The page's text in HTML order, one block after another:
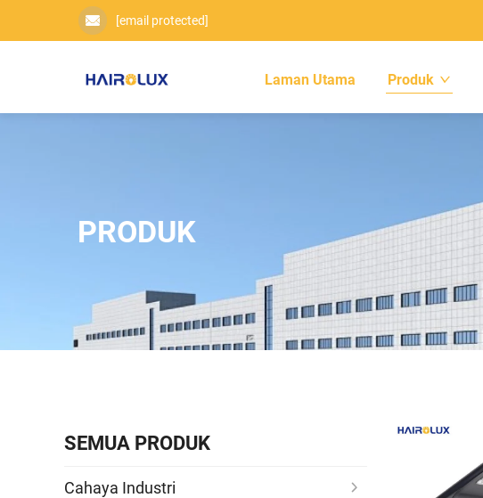
[email protected]
Laman Utama Produk
PRODUK
SEMUA PRODUK
Cahaya Industri